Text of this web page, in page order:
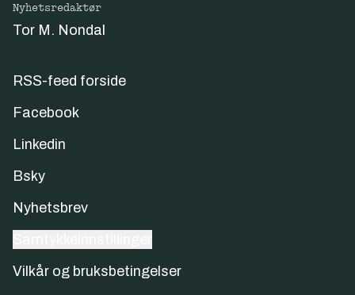
Nyhetsredaktør
Tor M. Nondal
RSS-feed forside
Facebook
Linkedin
Bsky
Nyhetsbrev
Vilkår og bruksbetingelser